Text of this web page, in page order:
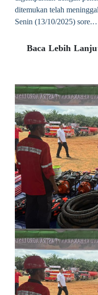
ditemukan telah
Senin (13/10/2025)
Baca Lebih